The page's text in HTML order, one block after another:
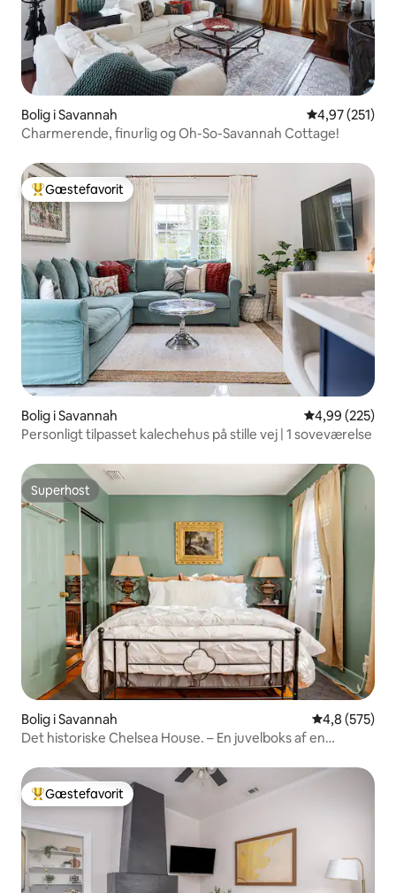
Bolig i Savannah 4,97 ud af 5 i
4,97 (251)
Charmerende, finurlig og Oh-So-Savannah Cottage!
Bedste gæstefavorit
Gæstefavorit
Bolig i Savannah 4,99 ud af 5 i
4,99 (225)
Personligt tilpasset kalechehus på stille vej | 1 soveværelse
Superhost
Superhost
Bolig i Savannah 4,8 ud af 5 i
4,8 (575)
Det historiske Chelsea House. – En juvelboks af en
Bedste gæstefavorit
Gæstefavorit